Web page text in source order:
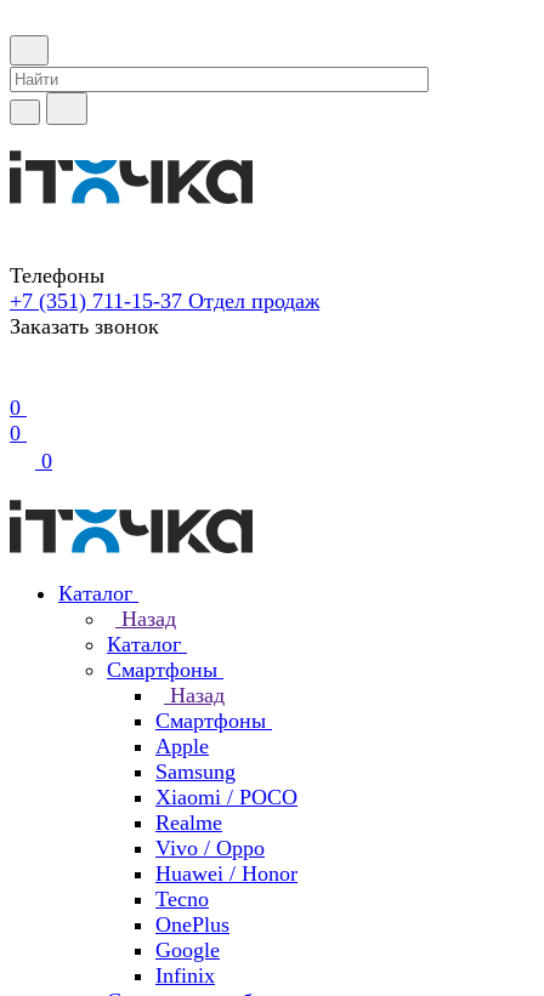
Телефоны
+7 (351) 711-15-37 Отдел продаж
Заказать звонок
0
0
0
Каталог
Назад
Каталог
Смартфоны
Назад
Смартфоны
Apple
Samsung
Xiaomi / POCO
Realme
Vivo / Oppo
Huawei / Honor
Tecno
OnePlus
Google
Infinix